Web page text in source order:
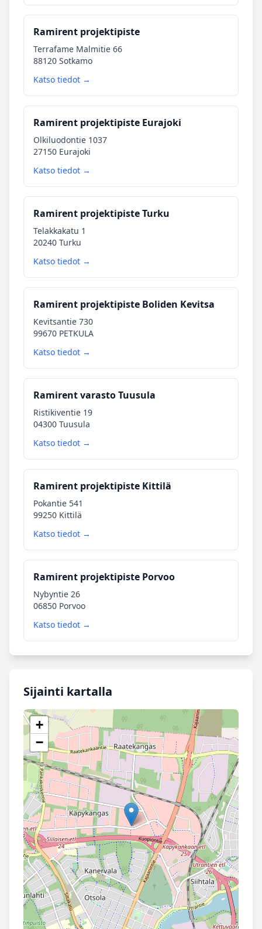
Ramirent projektipiste
Terrafame Malmitie 66
88120 Sotkamo
Katso tiedot →
Ramirent projektipiste Eurajoki
Olkiluodontie 1037
27150 Eurajoki
Katso tiedot →
Ramirent projektipiste Turku
Telakkakatu 1
20240 Turku
Katso tiedot →
Ramirent projektipiste Boliden Kevitsa
Kevitsantie 730
99670 PETKULA
Katso tiedot →
Ramirent varasto Tuusula
Ristikiventie 19
04300 Tuusula
Katso tiedot →
Ramirent projektipiste Kittilä
Pokantie 541
99250 Kittilä
Katso tiedot →
Ramirent projektipiste Porvoo
Nybyntie 26
06850 Porvoo
Katso tiedot →
Sijainti kartalla
+
−